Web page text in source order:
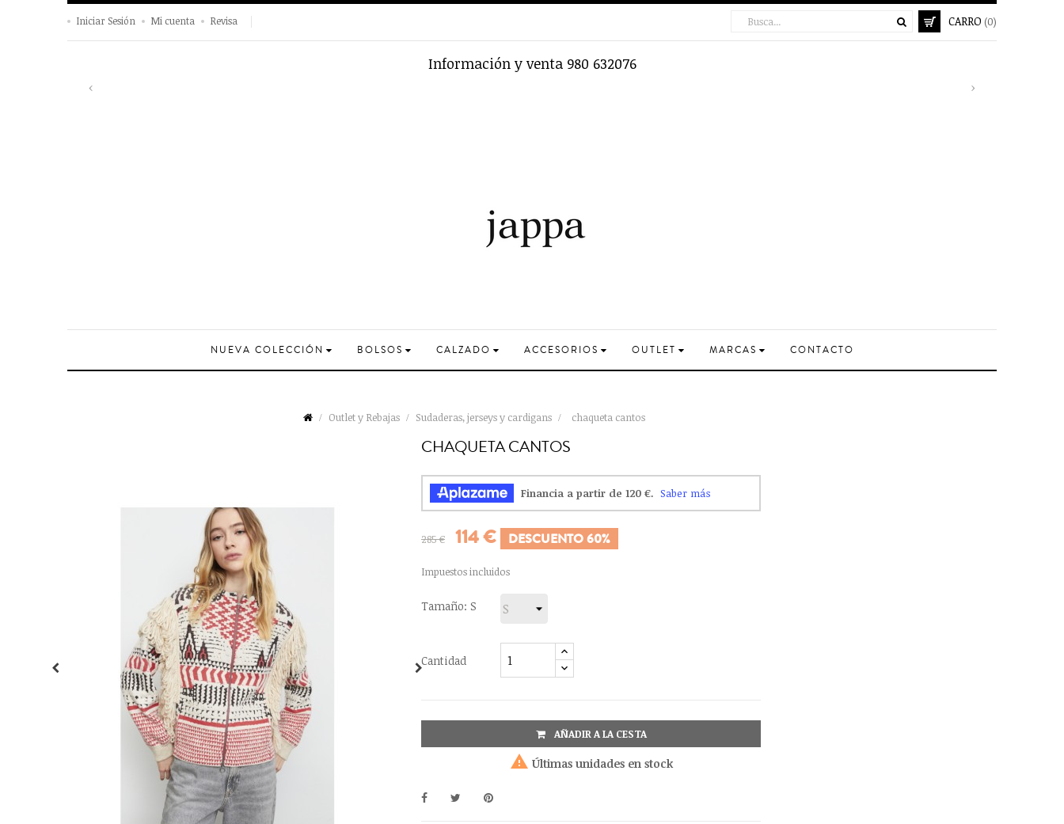
Iniciar Sesión Mi cuenta Revisa CARRO (0)
‹ ›
NUEVA COLECCIÓN BOLSOS CALZADO ACCESORIOS OUTLET MARCAS CONTACTO
Outlet y Rebajas Sudaderas, jerseys y cardigans chaqueta cantos
CHAQUETA CANTOS
285 € 114 € DESCUENTO 60%
Impuestos incluidos
Tamaño: S
Cantidad
AÑADIR A LA CESTA
 Últimas unidades en stock